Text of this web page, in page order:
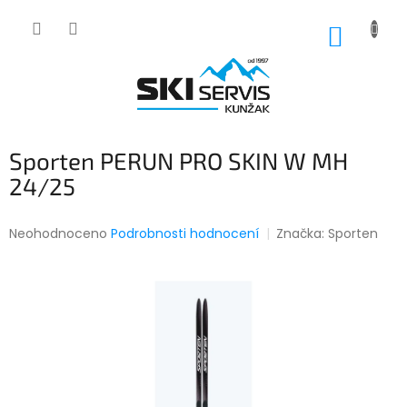
Sporten PERUN PRO SKIN W MH
24/25
Průměrné
Neohodnoceno Podrobnosti hodnocení Značka:Sporten